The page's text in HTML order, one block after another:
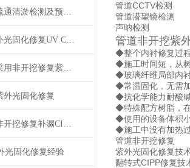
南京市管道疏通清淤检测及预防措施评估
武汉管道紫外光固化修复UV CIPP光固化施工详解
南京市管道采用非开挖修复紫外光固化修复工艺
外光固化修复
淄博市管道非开挖修复补漏CIPP紫外光固化修复
光固化修复经验
管道CCTV检测
管道潜望镜检测
声呐检测
管道非开挖紫
◆整个内衬修复过
◆施工时间短，从
◆玻璃纤维局部内
◆常温固化，无需
◆抗化学能力耐酸
◆特殊配方树脂，
◆使用的设备体积
◆施工中没有加热
管道非开挖修复
紫外光固化修复技
翻转式CIPP修复技